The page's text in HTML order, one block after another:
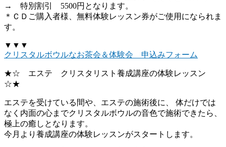
→ 特別割引 5500円となります。
＊ＣＤご購入者様、無料体験レッスン券がご使用になられま
す。
▼▼▼
クリスタルボウルなお茶会＆体験会 申込みフォーム
★☆ エステ クリスタリスト養成講座の体験レッスン
☆★
エステを受けている間や、エステの施術後に、 体だけでは
なく内面の心までクリスタルボウルの音色で施術できたら、
極上の癒しとなります。
今月より養成講座の体験レッスンがスタートします。